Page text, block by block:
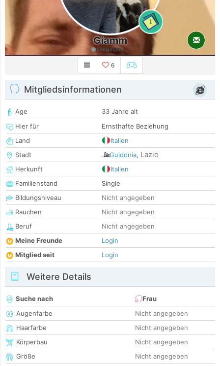
1
Giamm
Länger her
6
Mitgliedsinformationen
Age
33 Jahre alt
Hier für
Ernsthafte Beziehung
Land
Italien
Stadt
Guidonia, Lazio
Herkunft
Italien
Familienstand
Single
Bildungsniveau
Nicht angegeben
Rauchen
Nicht angegeben
Beruf
Nicht angegeben
Meine Freunde
Login
Mitglied seit
Login
Weitere Details
Suche nach
Frau
Augenfarbe
Nicht angegeben
Haarfarbe
Nicht angegeben
Körperbau
Nicht angegeben
Größe
Nicht angegeben